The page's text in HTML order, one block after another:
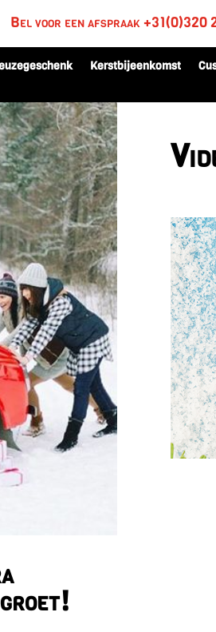
Bel voor een afspraak +31(0)320
Kerstbijeenkomst